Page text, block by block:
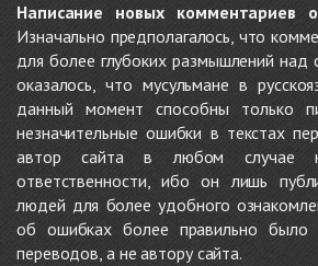
Написание новых комментариев
Изначально предполагалось, что
для более глубоких размышлений над
оказалось, что мусульмане в
данный момент способны только
незначительные ошибки в текстах
автор сайта в любом случае
ответственности, ибо он лишь
людей для более удобного
об ошибках более правильно было
переводов, а не автору сайта.